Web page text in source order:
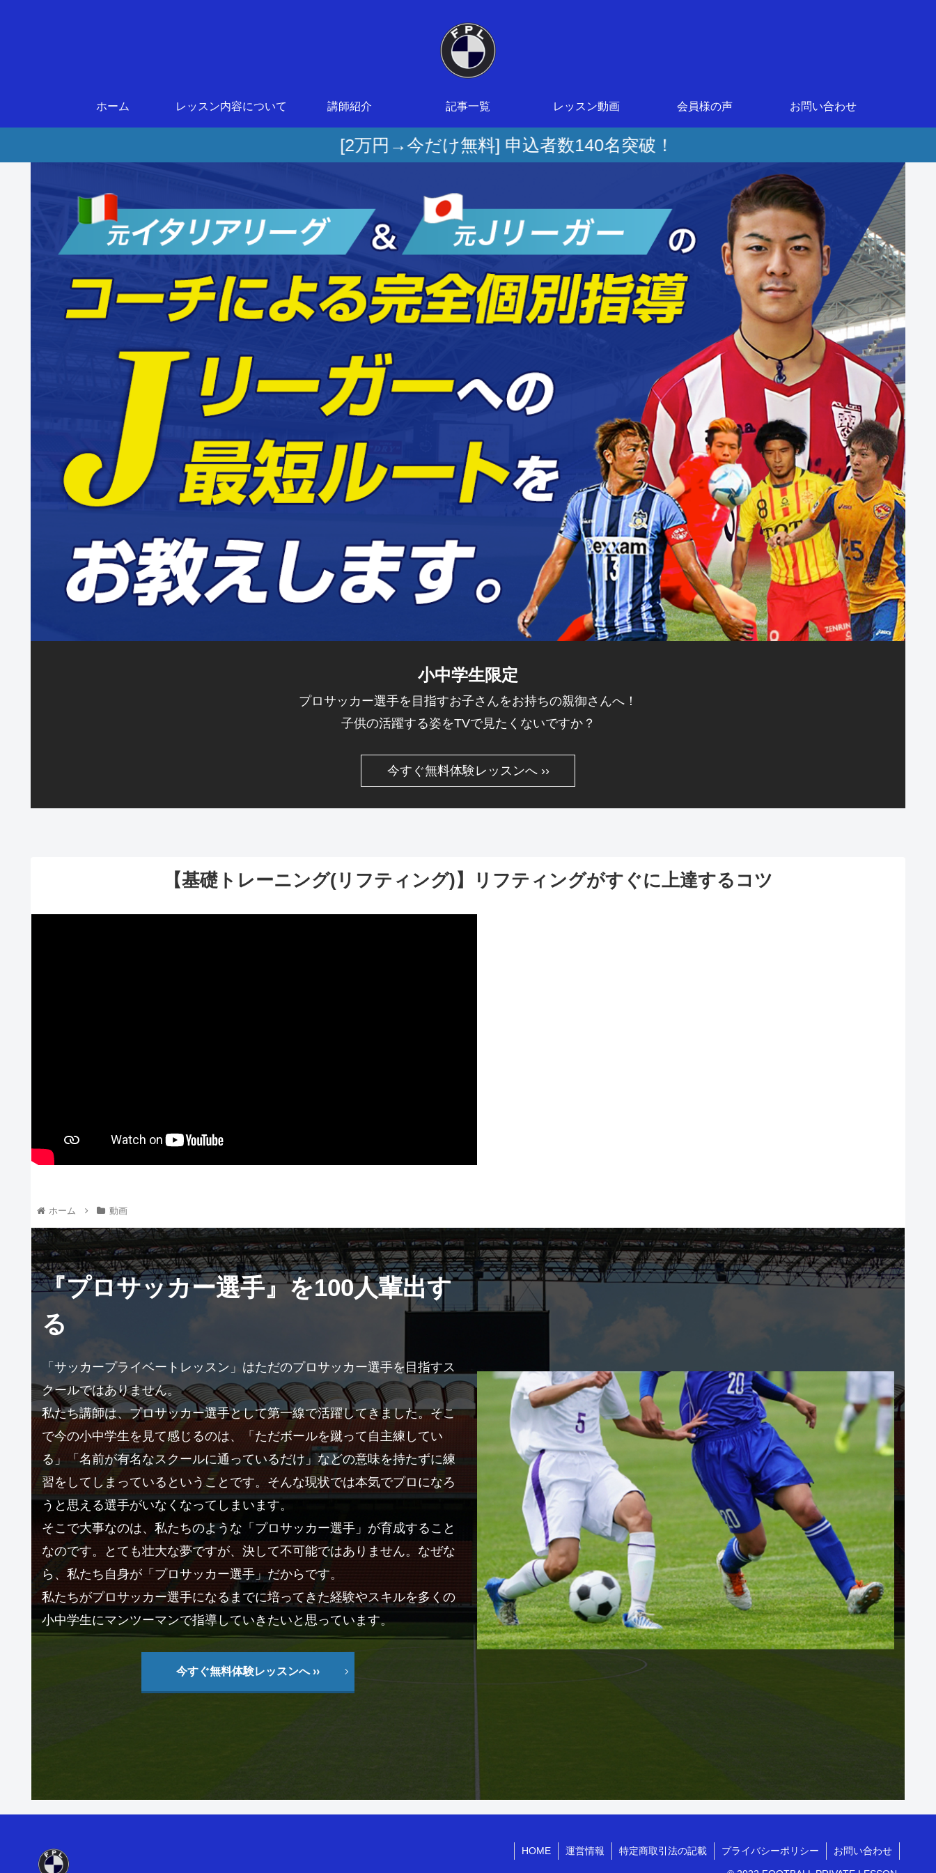
ホーム レッスン内容について 講師紹介 記事一覧 レッスン動画 会員様の声 お問い合わせ
[2万円→今だけ無料] 申込者数140名突破！
小中学生限定
プロサッカー選手を目指すお子さんをお持ちの親御さんへ！
子供の活躍する姿をTVで見たくないですか？
今すぐ無料体験レッスンへ ››
【基礎トレーニング(リフティング)】リフティングがすぐに上達するコツ
ホーム 動画
『プロサッカー選手』を100人輩出す
る
「サッカープライベートレッスン」はただのプロサッカー選手を目指すス
クールではありません。
私たち講師は、プロサッカー選手として第一線で活躍してきました。そこ
で今の小中学生を見て感じるのは、「ただボールを蹴って自主練してい
る」「名前が有名なスクールに通っているだけ」などの意味を持たずに練
習をしてしまっているということです。そんな現状では本気でプロになろ
うと思える選手がいなくなってしまいます。
そこで大事なのは、私たちのような「プロサッカー選手」が育成すること
なのです。とても壮大な夢ですが、決して不可能ではありません。なぜな
ら、私たち自身が「プロサッカー選手」だからです。
私たちがプロサッカー選手になるまでに培ってきた経験やスキルを多くの
小中学生にマンツーマンで指導していきたいと思っています。
今すぐ無料体験レッスンへ ››
HOME 運営情報 特定商取引法の記載 プライバシーポリシー お問い合わせ